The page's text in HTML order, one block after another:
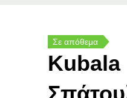
Σε απόθεμα
Kubala